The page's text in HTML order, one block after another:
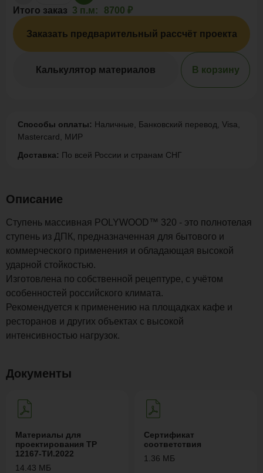
Итого заказ 3 п.м: 8700 ₽
Заказать предварительный рассчёт проекта
Калькулятор материалов В корзину
Способы оплаты: Наличные, Банковский перевод, Visa,
Mastercard, МИР
Доставка: По всей России и странам СНГ
Описание
Ступень массивная POLYWOOD™ 320 - это полнотелая
ступень из ДПК, предназначенная для бытового и
коммерческого применения и обладающая высокой
ударной стойкостью.
Изготовлена по собственной рецептуре, с учётом
особенностей российского климата.
Рекомендуется к применению на площадках кафе и
ресторанов и других объектах с высокой
интенсивностью нагрузок.
Документы
Материалы для
проектирования ТР
12167-ТИ.2022
14.43 МБ
Сертификат
соответствия
1.36 МБ